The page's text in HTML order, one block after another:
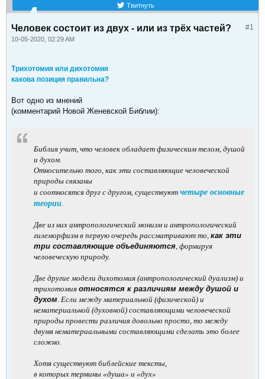
Твитнуть
#1
Человек состоит из двух - или из трёх частей?
10-05-2020, 02:29 AM
Трихотомия или дихотомия
какова позиция правильна?
Вот одно из мнений
(комментарий Новой Женевской Библии):
Библия учит, что человек обладает физическим телом, душой
и духом.
Относительно того, как эти составляющие человеческой
природы связаны
и соотносятся друг с другом, существуют четыре основные
теории.
Две из них антропологический монизм и антропологический
гилеморфизм в первую очередь рассматривают то, как эти
три составляющие объединяются, формируя
человеческую природу.
Две другие модели дихотомия (антропологический дуализм) и
трихотомия относятся к различиям между душой и
духом. Если между материальной (физической) и
нематериальной (духовной) составляющими человеческой
природы провести различия довольно просто, то между
двумя нематериальными составляющими сделать это более
сложно.
Хотя существуют библейские тексты,
в которых термины «душа» и «дух»